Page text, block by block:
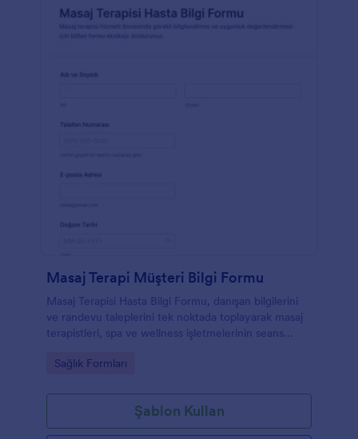
Masaj Terapi Müşteri Bilgi Formu
Masaj Terapisi Hasta Bilgi Formu, danışan bilgilerini
ve randevu taleplerini tek noktada toplayarak masaj
terapistleri, spa ve wellness işletmelerinin seans
Go to Category:
Sağlık Formları
Şablon Kullan